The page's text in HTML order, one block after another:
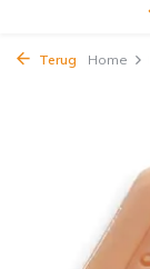
Terug Home